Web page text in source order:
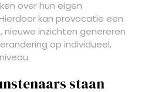
over hun eigen
kan provocatie een
inzichten genereren
op individueel,
staan